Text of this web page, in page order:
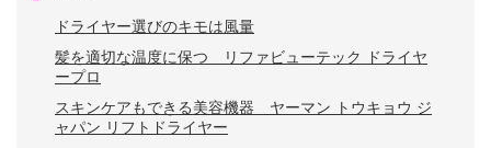
ドライヤー選びのキモは風量
髪を適切な温度に保つ リファビューテック ドライヤ
ープロ
スキンケアもできる美容機器 ヤーマン トウキョウ ジ
ャパン リフトドライヤー